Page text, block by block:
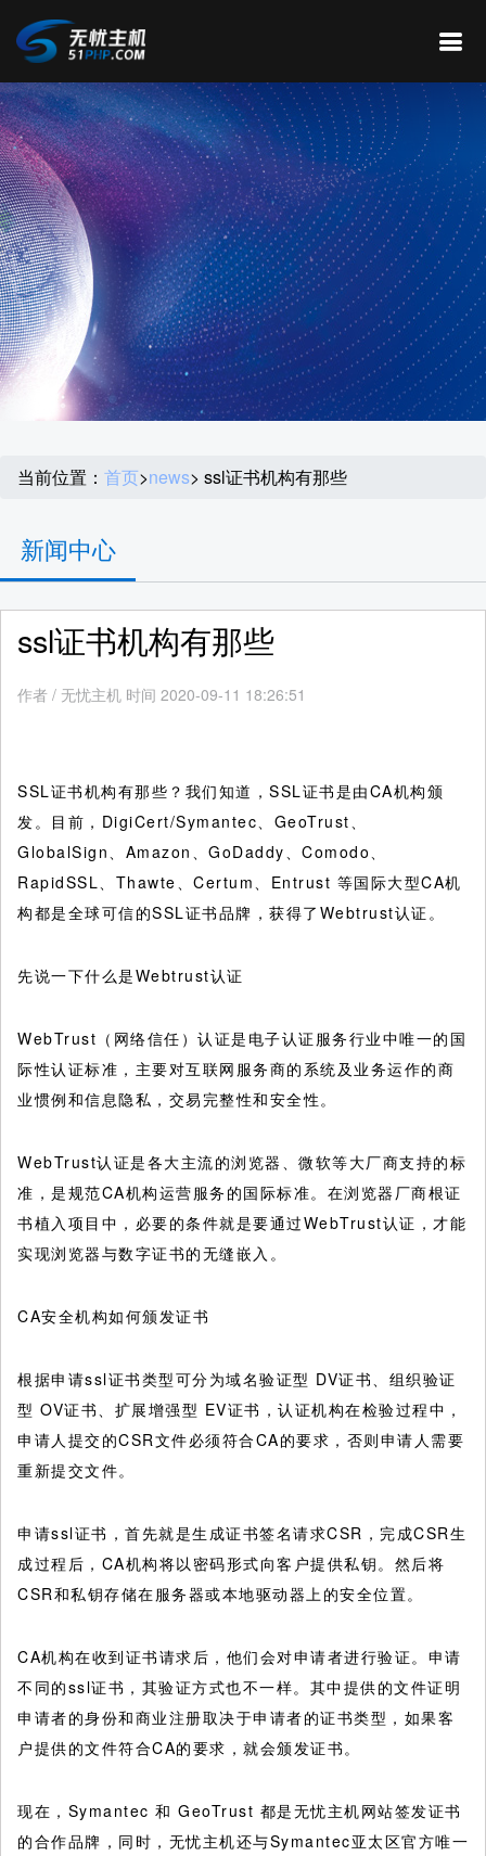
当前位置： 首页>news> ssl证书机构有那些
新闻中心
ssl证书机构有那些
作者 / 无忧主机 时间 2020-09-11 18:26:51
SSL证书机构有那些？我们知道，SSL证书是由CA机构颁
发。目前，DigiCert/Symantec、GeoTrust、
GlobalSign、Amazon、GoDaddy、Comodo、
RapidSSL、Thawte、Certum、Entrust 等国际大型CA机
构都是全球可信的SSL证书品牌，获得了Webtrust认证。
先说一下什么是Webtrust认证
WebTrust（网络信任）认证是电子认证服务行业中唯一的国
际性认证标准，主要对互联网服务商的系统及业务运作的商
业惯例和信息隐私，交易完整性和安全性。
WebTrust认证是各大主流的浏览器、微软等大厂商支持的标
准，是规范CA机构运营服务的国际标准。在浏览器厂商根证
书植入项目中，必要的条件就是要通过WebTrust认证，才能
实现浏览器与数字证书的无缝嵌入。
CA安全机构如何颁发证书
根据申请ssl证书类型可分为域名验证型 DV证书、组织验证
型 OV证书、扩展增强型 EV证书，认证机构在检验过程中，
申请人提交的CSR文件必须符合CA的要求，否则申请人需要
重新提交文件。
申请ssl证书，首先就是生成证书签名请求CSR，完成CSR生
成过程后，CA机构将以密码形式向客户提供私钥。然后将
CSR和私钥存储在服务器或本地驱动器上的安全位置。
CA机构在收到证书请求后，他们会对申请者进行验证。申请
不同的ssl证书，其验证方式也不一样。其中提供的文件证明
申请者的身份和商业注册取决于申请者的证书类型，如果客
户提供的文件符合CA的要求，就会颁发证书。
现在，Symantec 和 GeoTrust 都是无忧主机网站签发证书
的合作品牌，同时，无忧主机还与Symantec亚太区官方唯一